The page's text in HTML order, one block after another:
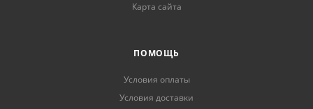
Карта сайта
ПОМОЩЬ
Условия оплаты
Условия доставки